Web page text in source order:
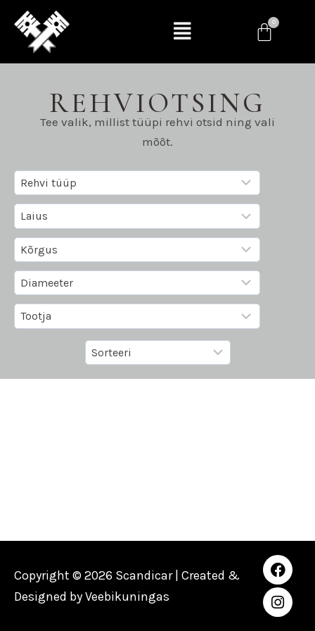
REHVIOTSING
Tee valik, millist tüüpi rehvi otsid ning vali
mõõt.
Copyright © 2026 Scandicar | Created &
Designed byVeebikuningas